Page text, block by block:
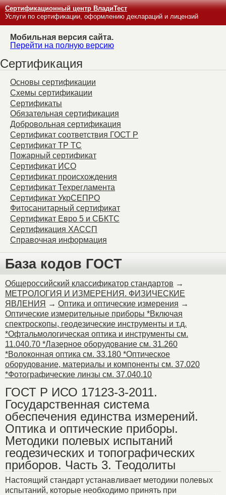
Сертификационный центр ВладиТест
Услуги по сертификации, оформлению деклараций и лицензий
Мобильная версия сайта.
Перейти на полную версию
Сертификация
Основы сертификации
Схемы сертификации
Сертификаты
Обязательная сертификация
Добровольная сертификация
Сертификат соответствия ГОСТ Р
Сертификат ТР ТС
Пожарный сертификат
Сертификат ИСО
Сертификат происхождения
Сертификат Техрегламента
Сертификат УкрСЕПРО
Фитосанитарный сертификат
Сертификат Евро 5 и СБКТС
Сертификация ХАССП
Справочная информация
База кодов ГОСТ
Общероссийский классификатор стандартов →
МЕТРОЛОГИЯ И ИЗМЕРЕНИЯ. ФИЗИЧЕСКИЕ
ЯВЛЕНИЯ → Оптика и оптические измерения →
Оптические измерительные приборы *Включая
спектроскопы, геодезические инструменты и т.д.
*Офтальмологическая оптика и инструменты см.
11.040.70 *Лазерное оборудование см. 31.260
*Волоконная оптика см. 33.180 *Оптическое
оборудование, материалы и компоненты см. 37.020
*Фотографические линзы см. 37.040.10
ГОСТ Р ИСО 17123-3-2011.
Государственная система
обеспечения единства измерений.
Оптика и оптические приборы.
Методики полевых испытаний
геодезических и топографических
приборов. Часть 3. Теодолиты
Настоящий стандарт устанавливает методики полевых
испытаний, которые необходимо принять при